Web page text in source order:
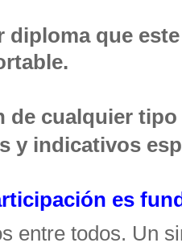
diploma que
de cualquier
y indicativos
es
entre todos. Un